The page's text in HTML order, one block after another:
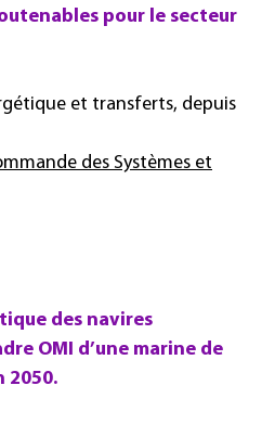
pour le secteur
et transferts, depuis
des Systèmes et
des navires
OMI d’une marine de
2050.